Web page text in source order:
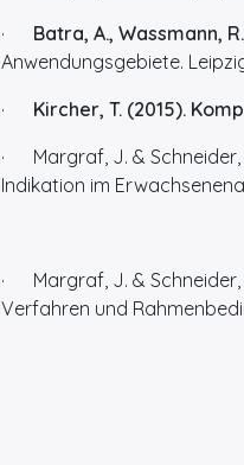
· Batra, A., Wassmann,
Anwendungsgebiete.
· Kircher, T. (2015).
· Margraf, J. & Schneider,
Indikation im
· Margraf, J. & Schneider,
Verfahren und